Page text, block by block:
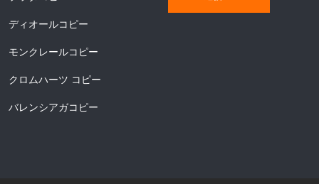
ディオールコピー
モンクレールコピー
クロムハーツ コピー
バレンシアガコピー